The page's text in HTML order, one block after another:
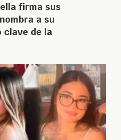
firma sus
a su
clave de la